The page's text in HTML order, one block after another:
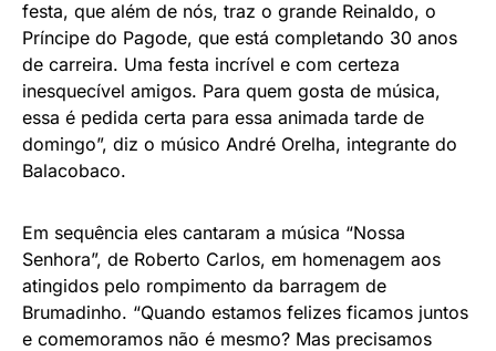
festa, que além de nós, traz o grande Reinaldo, o
Príncipe do Pagode, que está completando 30 anos
de carreira. Uma festa incrível e com certeza
inesquecível amigos. Para quem gosta de música,
essa é pedida certa para essa animada tarde de
domingo”, diz o músico André Orelha, integrante do
Balacobaco.
Em sequência eles cantaram a música “Nossa
Senhora”, de Roberto Carlos, em homenagem aos
atingidos pelo rompimento da barragem de
Brumadinho. “Quando estamos felizes ficamos juntos
e comemoramos não é mesmo? Mas precisamos